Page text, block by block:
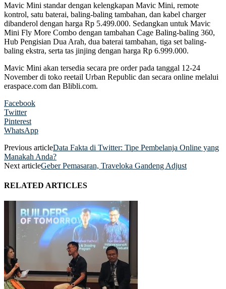
Mavic Mini standar dengan kelengkapan Mavic Mini, remote
kontrol, satu baterai, baling-baling tambahan, dan kabel charger
dibanderol dengan harga Rp 5.499.000. Sedangkan untuk Mavic
Mini Fly More Combo dengan tambahan Cage Baling-baling 360,
Hub Pengisian Dua Arah, dua baterai tambahan, tiga set baling-
baling ekstra, serta tas jinjing dengan harga Rp 6.999.000.
Mavic Mini akan tersedia secara pre order pada tanggal 12-24
November di toko reetail Urban Republic dan secara online melalui
eraspace.com dan Blibli.com.
Facebook
Twitter
Pinterest
WhatsApp
Previous articleData Fakta di Twitter: Tipe Pembelanja Online yang
Manakah Anda?
Next articleGeber Pemasaran, Traveloka Gandeng Adjust
RELATED ARTICLES